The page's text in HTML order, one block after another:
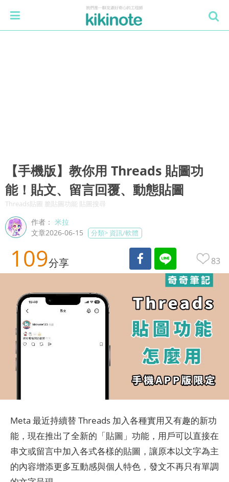
【手機版】教你用 Threads 貼圖功
能！貼文、留言回覆、動態貼圖
Threads貼圖 脆貼圖功能 貼圖搜尋
作者：米拉
文章2026-06-15
分類> 資訊/軟體
109分享 83
Meta 最近持續替 Threads 加入各種實用又有趣的新功
能，現在推出了全新的「貼圖」功能，用戶可以直接在
串文或留言中加入各式各樣的貼圖，讓原本以文字為主
的內容增添更多互動感與個人特色，發文不再只有單調